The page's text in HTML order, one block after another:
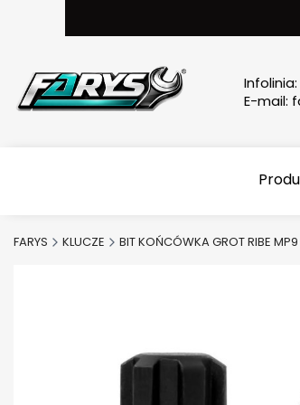
Infolinia:
E-mail:
FARYS KLUCZE BIT KOŃCÓWKA GROT RIBE